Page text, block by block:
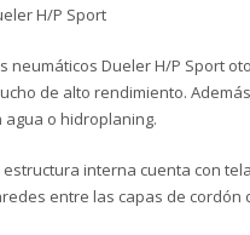
H/P Sport
neumáticos Dueler H/P Sport
de alto rendimiento.
agua o hidroplaning.
estructura interna cuenta con
entre las capas de cordón